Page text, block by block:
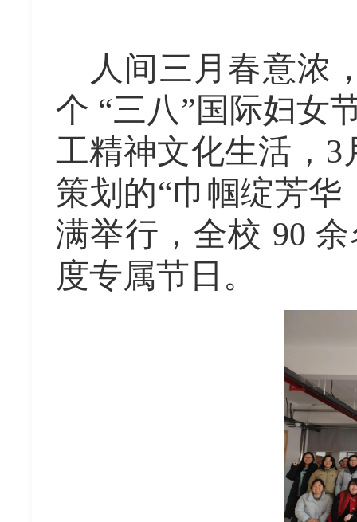
人间三月春意浓
个 “三八”国际妇女
工精神文化生活，
策划的“巾帼绽芳
满举行，全校 90
度专属节日。